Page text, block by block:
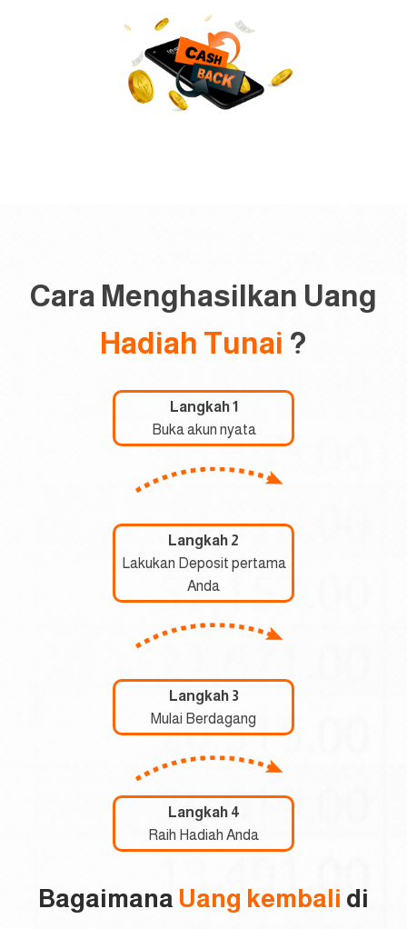
Cara Menghasilkan Uang
Hadiah Tunai ?
Langkah 1
Buka akun nyata
Langkah 2
Lakukan Deposit pertama
Anda
Langkah 3
Mulai Berdagang
Langkah 4
Raih Hadiah Anda
Bagaimana Uang kembali di